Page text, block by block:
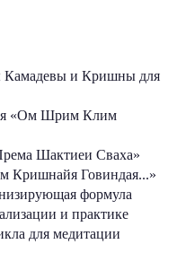
Камадевы и Кришны для
«Ом Шрим Клим
Шактиеи Сваха»
Кришнайя Говиндая...»
формула
и практике
для медитации